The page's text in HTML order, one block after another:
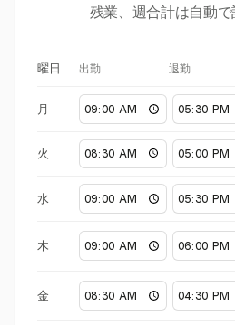
残業、週合計は自動で
曜日 出勤 退勤
月
火
水
木
金